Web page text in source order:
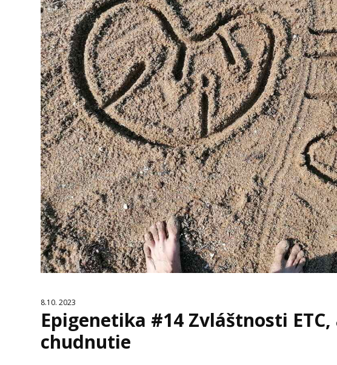
8.10. 2023
Epigenetika #14 Zvláštnosti
chudnutie